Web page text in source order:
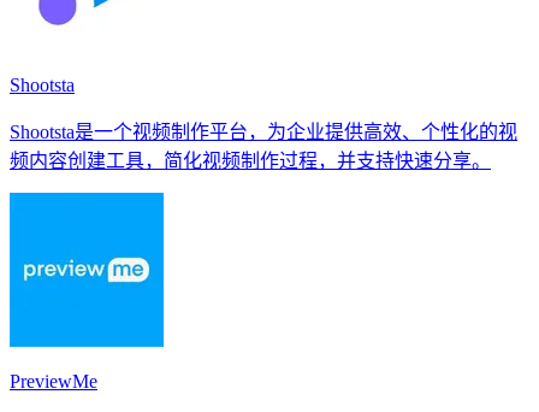
Shootsta
Shootsta是一个视频制作平台，为企业提供高效、个性化的视
频内容创建工具，简化视频制作过程，并支持快速分享。
PreviewMe